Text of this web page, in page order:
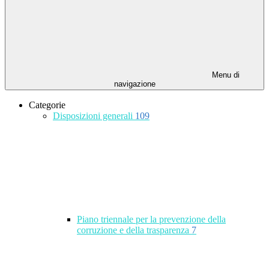
Menu di
navigazione
Categorie
Disposizioni generali 109
Piano triennale per la prevenzione della
corruzione e della trasparenza 7